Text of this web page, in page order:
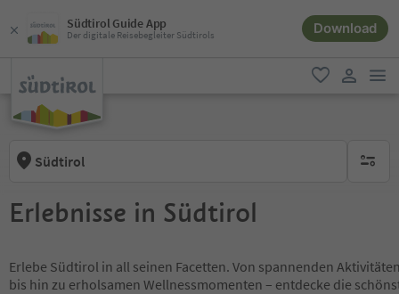
Südtirol Guide App
Der digitale Reisebegleiter Südtirols Download
favorit
Südtirol keine
Erlebnisse in Südtirol
Erlebe Südtirol in all seinen Facetten. Von spannenden
bis hin zu erholsamen Wellnessmomenten – entdecke die